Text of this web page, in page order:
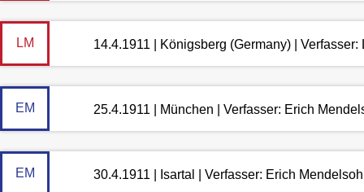
LM 14.4.1911 | Königsberg (Germany) |
EM 25.4.1911 | München | Verfasser: Erich
EM 30.4.1911 | Isartal | Verfasser: Erich